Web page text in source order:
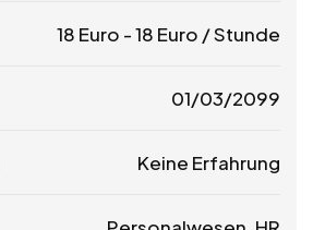
18 Euro -18 Euro / Stunde
01/03/2099
Keine Erfahrung